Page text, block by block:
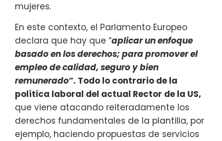
mujeres.
En este contexto, el Parlamento Europeo
declara que hay que “aplicar un enfoque
basado en los derechos; para promover el
empleo de calidad, seguro y bien
remunerado”. Todo lo contrario de la
política laboral del actual Rector de la US,
que viene atacando reiteradamente los
derechos fundamentales de la plantilla, por
ejemplo, haciendo propuestas de servicios